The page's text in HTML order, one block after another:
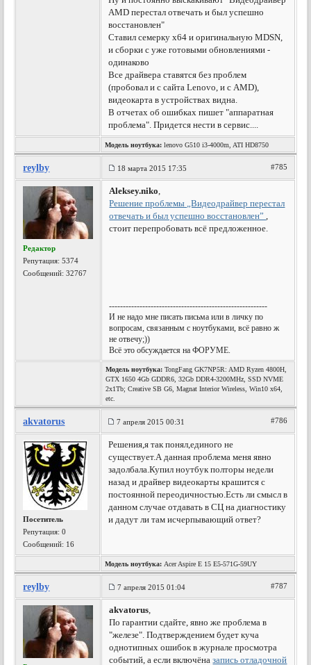
AMD перестал отвечать и был успешно
восстановлен"
Ставил семерку х64 и оригинальную MDSN,
и сборки с уже готовыми обновлениями -
одинаково
Все драйвера ставятся без проблем
(пробовал и с сайта Lenovo, и с AMD),
видеокарта в устройствах видна.
В отчетах об ошибках пишет "аппаратная
проблема". Придется нести в сервис....
Модель ноутбука: lenovo G510 i3-4000m, ATI HD8750
reylby 18 марта 2015 17:35 #785
Редактор
Репутация:5374
Сообщений: 32767
Aleksey.niko,
Решение проблемы „Видеодрайвер перестал
отвечать и был успешно восстановлен”,
стоит перепробовать всё предложенное.
---------------------------------------------------------
И не надо мне писать письма или в личку по
вопросам, связанным с ноутбуками, всё равно ж
не отвечу;))
Всё это обсуждается на ФОРУМЕ.
Модель ноутбука: TongFang GK7NP5R: AMD Ryzen 4800H,
GTX 1650 4Gb GDDR6, 32Gb DDR4-3200MHz, SSD NVME
2x1Tb; Creative SB G6, Magnat Interior Wireless, Win10 x64,
etc.
akvatorus 7 апреля 2015 00:31 #786
Посетитель
Репутация:0
Сообщений: 16
Решения,я так понял,единого не
существует.А данная проблема меня явно
задолбала.Купил ноутбук полторы недели
назад и драйвер видеокарты крашится с
постоянной переодичностью.Есть ли смысл в
данном случае отдавать в СЦ на диагностику
и дадут ли там исчерпывающий ответ?
Модель ноутбука: Acer Aspire E 15 E5-571G-59UY
reylby 7 апреля 2015 01:04 #787
akvatorus,
По гарантии сдайте, явно же проблема в
"железе". Подтверждением будет куча
однотипных ошибок в журнале просмотра
событий, а если включёназапись отладочной